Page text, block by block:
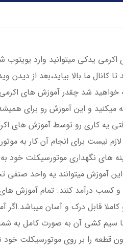
یدکی میتوانید وارد
کانال ما بالا بیاید،بعد از دیدن
شد چقدر آموزش های اکرمی
میکنید و این آموزش رو برای
یه کاری رو توسط آموزش های
نیست برای انجام آن کار به
های نگهداری موتورسیکلت خود
آموزش میتوانند یه واحد صنفی
و کسب درآمد کنند. تمام آموزش
کاملا قابل درک و آسان
سیم کشی آن به صورت کامل به
قطعه را بر روی موتورسیکلت